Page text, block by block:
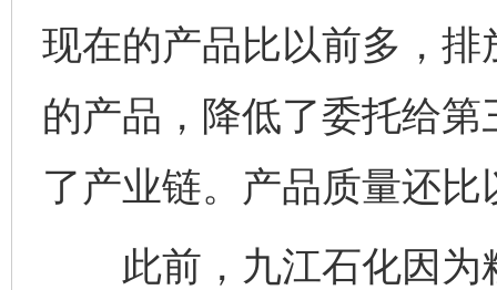
现在的产品比以前多，
的产品，降低了委托给
了产业链。产品质量还
此前，九江石化因为